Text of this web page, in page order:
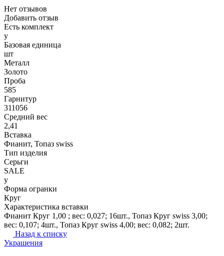
Нет отзывов
Добавить отзыв
Есть комплект
y
Базовая единица
шт
Металл
Золото
Проба
585
Гарнитур
311056
Средний вес
2,41
Вставка
Фианит, Топаз swiss
Тип изделия
Серьги
SALE
y
Форма огранки
Круг
Характеристика вставки
Фианит Круг 1,00 ; вес: 0,027; 16шт., Топаз Круг swiss 3,00;
вес: 0,107; 4шт., Топаз Круг swiss 4,00; вес: 0,082; 2шт.
Назад к списку
Украшения